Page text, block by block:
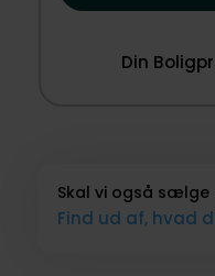
Din
Skal vi også sælge
Find ud af, hvad